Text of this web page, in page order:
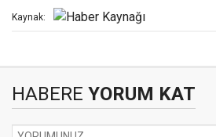
Kaynak:
HABERE YORUM KAT